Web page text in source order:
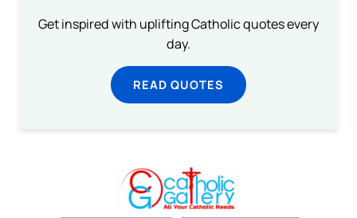
Get inspired with uplifting Catholic quotes every
day.
READ QUOTES